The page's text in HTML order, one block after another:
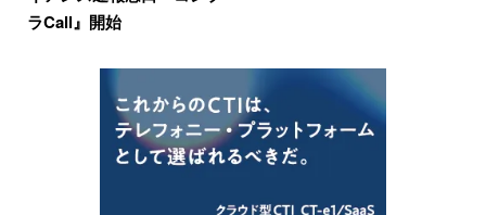
ラCall』開始